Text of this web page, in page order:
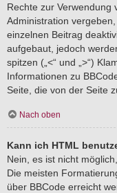
Rechte zur Verwendung
Administration
einzelnen Beitrag
aufgebaut, jedoch
spitzen („<“ und „>“)
Informationen zu
Seite, die von der Seite
Nach oben
Kann ich HTML
Nein, es ist nicht
Die meisten
über BBCode erreicht